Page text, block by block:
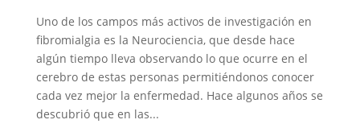
Uno de los campos más activos de investigación en
fibromialgia es la Neurociencia, que desde hace
algún tiempo lleva observando lo que ocurre en el
cerebro de estas personas permitiéndonos conocer
cada vez mejor la enfermedad. Hace algunos años se
descubrió que en las...